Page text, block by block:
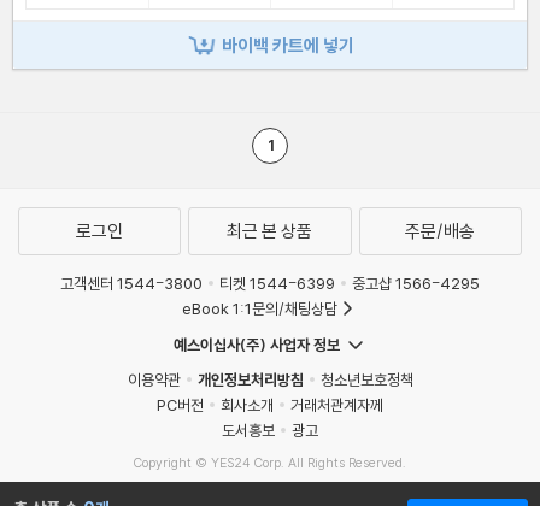
바이백 카트에 넣기
1
로그인 최근 본 상품 주문/배송
고객센터 1544-3800 티켓 1544-6399
중고샵 1566-4295
eBook 1:1문의/채팅상담
예스이십사(주) 사업자 정보
이용약관
개인정보처리방침
청소년보호정책
PC버전
회사소개
거래처관계자께
도서홍보
광고
Copyright © YES24 Corp. All Rights Reserved.
MATOM3